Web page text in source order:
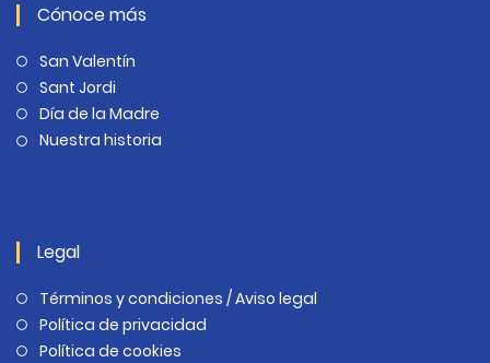
Cónoce más
San Valentín
Sant Jordi
Día de la Madre
Nuestra historia
Legal
Términos y condiciones / Aviso legal
Política de privacidad
Política de cookies